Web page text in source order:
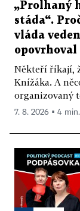
„Prolhaný
stáda“.
vláda
opovrhoval
Někteří říkají,
Knížáka. A
organizovaný
7. 8. 2026 ▪ 4